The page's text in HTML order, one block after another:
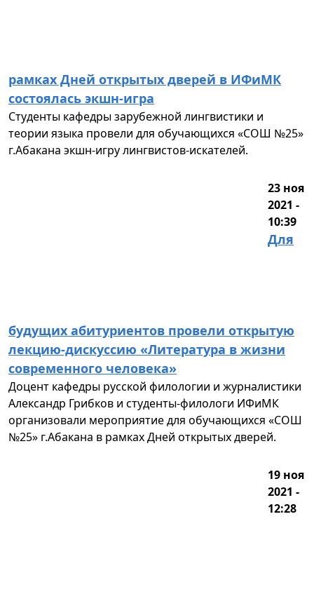
рамках Дней открытых дверей в ИФиМК
состоялась экшн-игра
Студенты кафедры зарубежной лингвистики и
теории языка провели для обучающихся «СОШ №25»
г.Абакана экшн-игру лингвистов-искателей.
23 ноя
2021 -
10:39
Для
будущих абитуриентов провели открытую
лекцию-дискуссию «Литература в жизни
современного человека»
Доцент кафедры русской филологии и журналистики
Александр Грибков и студенты-филологи ИФиМК
организовали мероприятие для обучающихся «СОШ
№25» г.Абакана в рамках Дней открытых дверей.
19 ноя
2021 -
12:28